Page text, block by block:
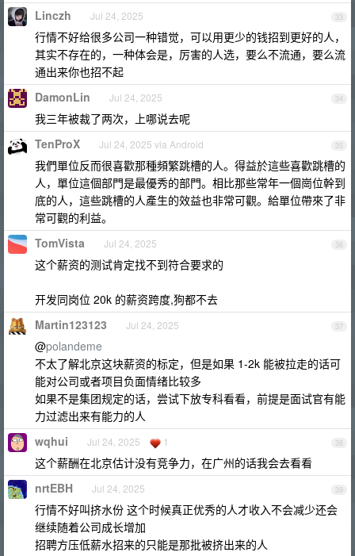
33
Linczh Jul 24, 2025
行情不好给很多公司一种错觉，可以用更少的钱招到更好的人，
其实不存在的，一种体会是，厉害的人选，要么不流通，要么流
通出来你也招不起
34
DamonLin Jul 24, 2025
我三年被裁了两次，上哪说去呢
35
TenProX Jul 24, 2025 via Android
我們單位反而很喜歡那種頻繁跳槽的人。得益於這些喜歡跳槽的
人，單位這個部門是最優秀的部門。相比那些常年一個崗位幹到
底的人，這些跳槽的人產生的效益也非常可觀。給單位帶來了非
常可觀的利益。
36
TomVista Jul 24, 2025
这个薪资的测试肯定找不到符合要求的
开发同岗位 20k 的薪资跨度,狗都不去
37
Martin123123 Jul 24, 2025
@polandeme
不太了解北京这块薪资的标定，但是如果 1-2k 能被拉走的话可
能对公司或者项目负面情绪比较多
如果不是集团规定的话，尝试下放专科看看，前提是面试官有能
力过滤出来有能力的人
38
wqhui Jul 24, 2025 1
这个薪酬在北京估计没有竞争力，在广州的话我会去看看
39
nrtEBH Jul 24, 2025
行情不好叫挤水份 这个时候真正优秀的人才收入不会减少还会
继续随着公司成长增加
招聘方压低薪水招来的只能是那批被挤出来的人